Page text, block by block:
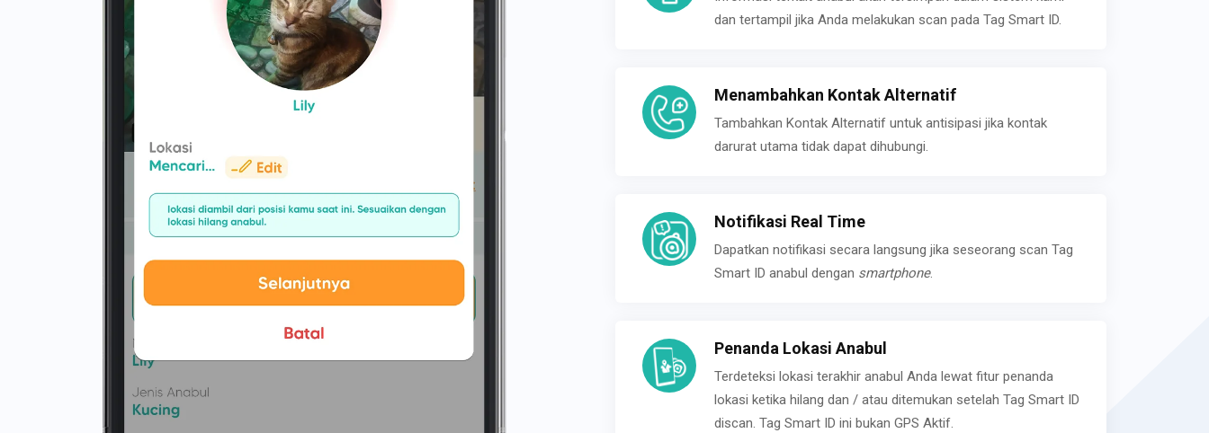
dan tertampil jika Anda melakukan scan pada Tag Smart ID.
Menambahkan Kontak Alternatif
Tambahkan Kontak Alternatif untuk antisipasi jika kontak
darurat utama tidak dapat dihubungi.
Notifikasi Real Time
Dapatkan notifikasi secara langsung jika seseorang scan Tag
Smart ID anabul dengan smartphone.
Penanda Lokasi Anabul
Terdeteksi lokasi terakhir anabul Anda lewat fitur penanda
lokasi ketika hilang dan / atau ditemukan setelah Tag Smart ID
discan. Tag Smart ID ini bukan GPS Aktif.